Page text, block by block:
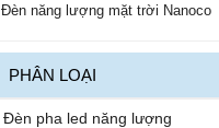
ĐÈN EXIT
Đèn năng lượng mặt trời Nanoco
PHÂN LOẠI
Đèn pha led năng lượng